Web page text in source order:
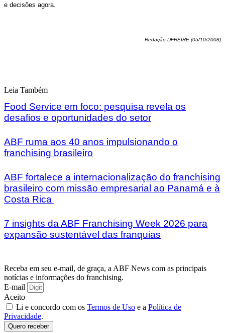
e decisões agora.
Redação DFREIRE (05/10/2008)
Leia Também
Food Service em foco: pesquisa revela os
desafios e oportunidades do setor
ABF ruma aos 40 anos impulsionando o
franchising brasileiro
ABF fortalece a internacionalização do franchising
brasileiro com missão empresarial ao Panamá e à
Costa Rica
7 insights da ABF Franchising Week 2026 para
expansão sustentável das franquias
Receba em seu e-mail, de graça, a ABF News com as principais
notícias e informações do franchising.
E-mail
Aceito
Li e concordo com os Termos de Uso e a Política de
Privacidade.
Quero receber